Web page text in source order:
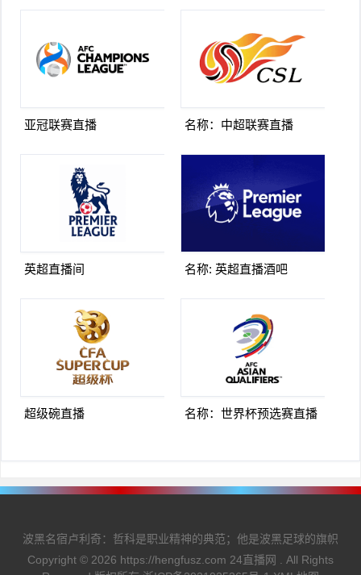
亚冠联赛直播 名称：中超联赛直播
英超直播间 名称: 英超直播酒吧
超级碗直播 名称：世界杯预选赛直播
波黑名宿卢利奇：哲科是职业精神的典范；他是波黑足球的旗帜
Copyright © 2026 https://hengfusz.com 24直播网
. All Rights